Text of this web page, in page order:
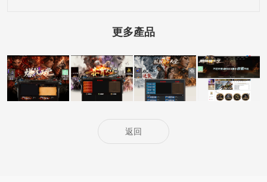
更多產品
5000客戶展示案
例15
5000客戶展示案
例14
5000客戶展示案
例13
15000客戶展示
案例6
返回